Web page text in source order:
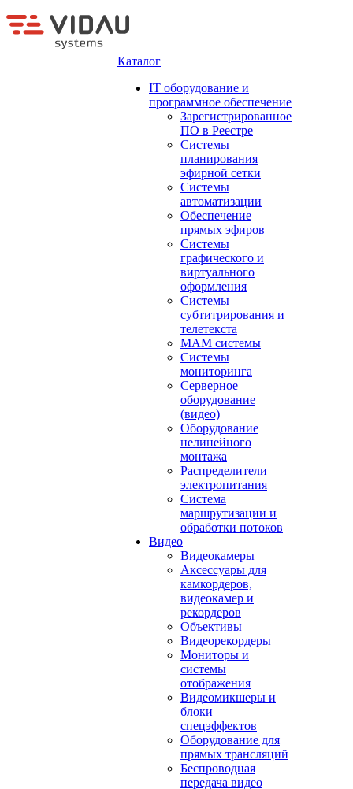
Каталог
IT оборудование и
программное обеспечение
Зарегистрированное
ПО в Реестре
Системы
планирования
эфирной сетки
Системы
автоматизации
Обеспечение
прямых эфиров
Системы
графического и
виртуального
оформления
Системы
субтитрирования и
телетекста
MAM системы
Системы
мониторинга
Серверное
оборудование
(видео)
Оборудование
нелинейного
монтажа
Распределители
электропитания
Система
маршрутизации и
обработки потоков
Видео
Видеокамеры
Аксессуары для
камкордеров,
видеокамер и
рекордеров
Объективы
Видеорекордеры
Мониторы и
системы
отображения
Видеомикшеры и
блоки
спецэффектов
Оборудование для
прямых трансляций
Беспроводная
передача видео